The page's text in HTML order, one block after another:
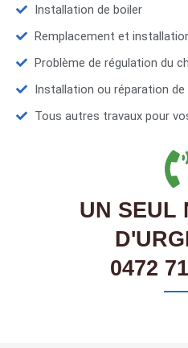
Installation de boiler
Remplacement et
Problème de régulation du
Installation ou réparation
Tous autres travaux pour
UN SEUL
0472